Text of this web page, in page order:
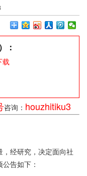
：
载
咨询： houzhitiku3
经研究，决定面向社
告如下：